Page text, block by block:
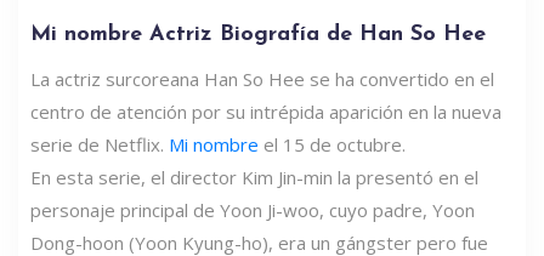
Mi nombre Actriz Biografía de Han So Hee
La actriz surcoreana Han So Hee se ha convertido en el
centro de atención por su intrépida aparición en la nueva
serie de Netflix. Mi nombre el 15 de octubre.
En esta serie, el director Kim Jin-min la presentó en el
personaje principal de Yoon Ji-woo, cuyo padre, Yoon
Dong-hoon (Yoon Kyung-ho), era un gángster pero fue